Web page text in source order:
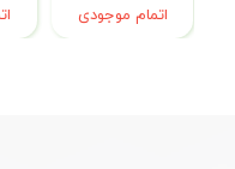
اتمام موجودی